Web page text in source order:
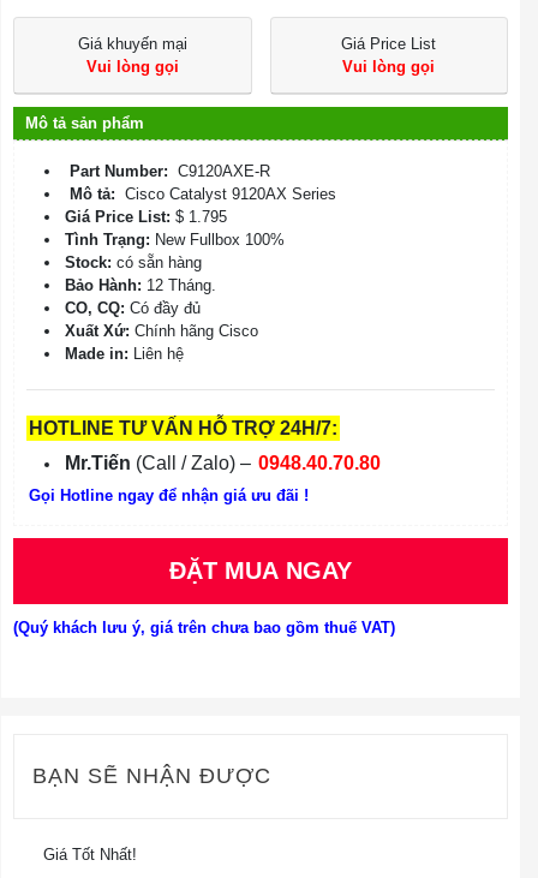
Giá khuyến mại
Vui lòng gọi
Giá Price List
Vui lòng gọi
Mô tả sản phẩm
Part Number: C9120AXE-R
Mô tả: Cisco Catalyst 9120AX Series
Giá Price List: $ 1.795
Tình Trạng: New Fullbox 100%
Stock: có sẵn hàng
Bảo Hành: 12 Tháng.
CO, CQ: Có đầy đủ
Xuất Xứ: Chính hãng Cisco
Made in: Liên hệ
HOTLINE TƯ VẤN HỖ TRỢ 24H/7:
Mr.Tiến (Call / Zalo) – 0948.40.70.80
Gọi Hotline ngay để nhận giá ưu đãi !
ĐẶT MUA NGAY
(Quý khách lưu ý, giá trên chưa bao gồm thuế VAT)
BẠN SẼ NHẬN ĐƯỢC
Giá Tốt Nhất!